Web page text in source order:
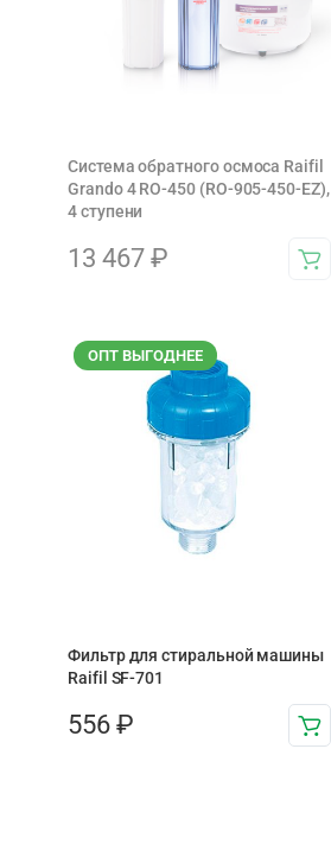
Система обратного осмоса Raifil
Grando 4 RO-450 (RO-905-450-EZ),
4 ступени
13 467 ₽
ОПТ ВЫГОДНЕЕ
Фильтр для стиральной машины
Raifil SF-701
556 ₽